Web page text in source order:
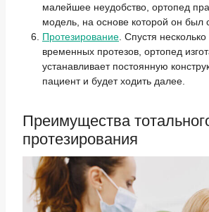
малейшее неудобство, ортопед
модель, на основе которой он был
Протезирование . Спустя
временных протезов, ортопед
устанавливает постоянную
пациент и будет ходить далее.
Преимущества
протезирования